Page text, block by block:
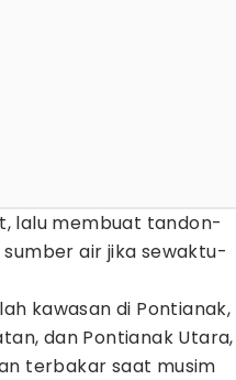
lalu membuat tandon-
air jika sewaktu-
kawasan di Pontianak,
dan Pontianak Utara,
terbakar saat musim